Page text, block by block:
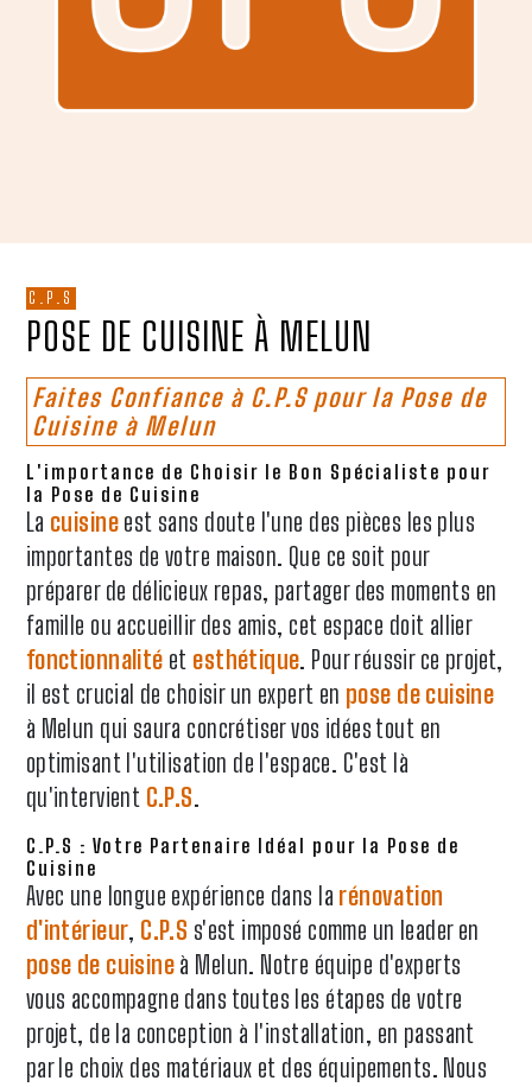
C.P.S
POSE DE CUISINE À MELUN
Faites Confiance à C.P.S pour la Pose de
Cuisine à Melun
L'importance de Choisir le Bon Spécialiste pour
la Pose de Cuisine
La cuisineest sans doute l'une des pièces les plus
importantes de votre maison. Que ce soit pour
préparer de délicieux repas, partager des moments en
famille ou accueillir des amis, cet espace doit allier
fonctionnalité et esthétique. Pour réussir ce projet,
il est crucial de choisir un expert en pose de cuisine
à Melun qui saura concrétiser vos idées tout en
optimisant l'utilisation de l'espace. C'est là
qu'intervient C.P.S.
C.P.S : Votre Partenaire Idéal pour la Pose de
Cuisine
Avec une longue expérience dans la rénovation
d'intérieur, C.P.S s'est imposé comme un leader en
pose de cuisine à Melun. Notre équipe d'experts
vous accompagne dans toutes les étapes de votre
projet, de la conception à l'installation, en passant
par le choix des matériaux et des équipements. Nous